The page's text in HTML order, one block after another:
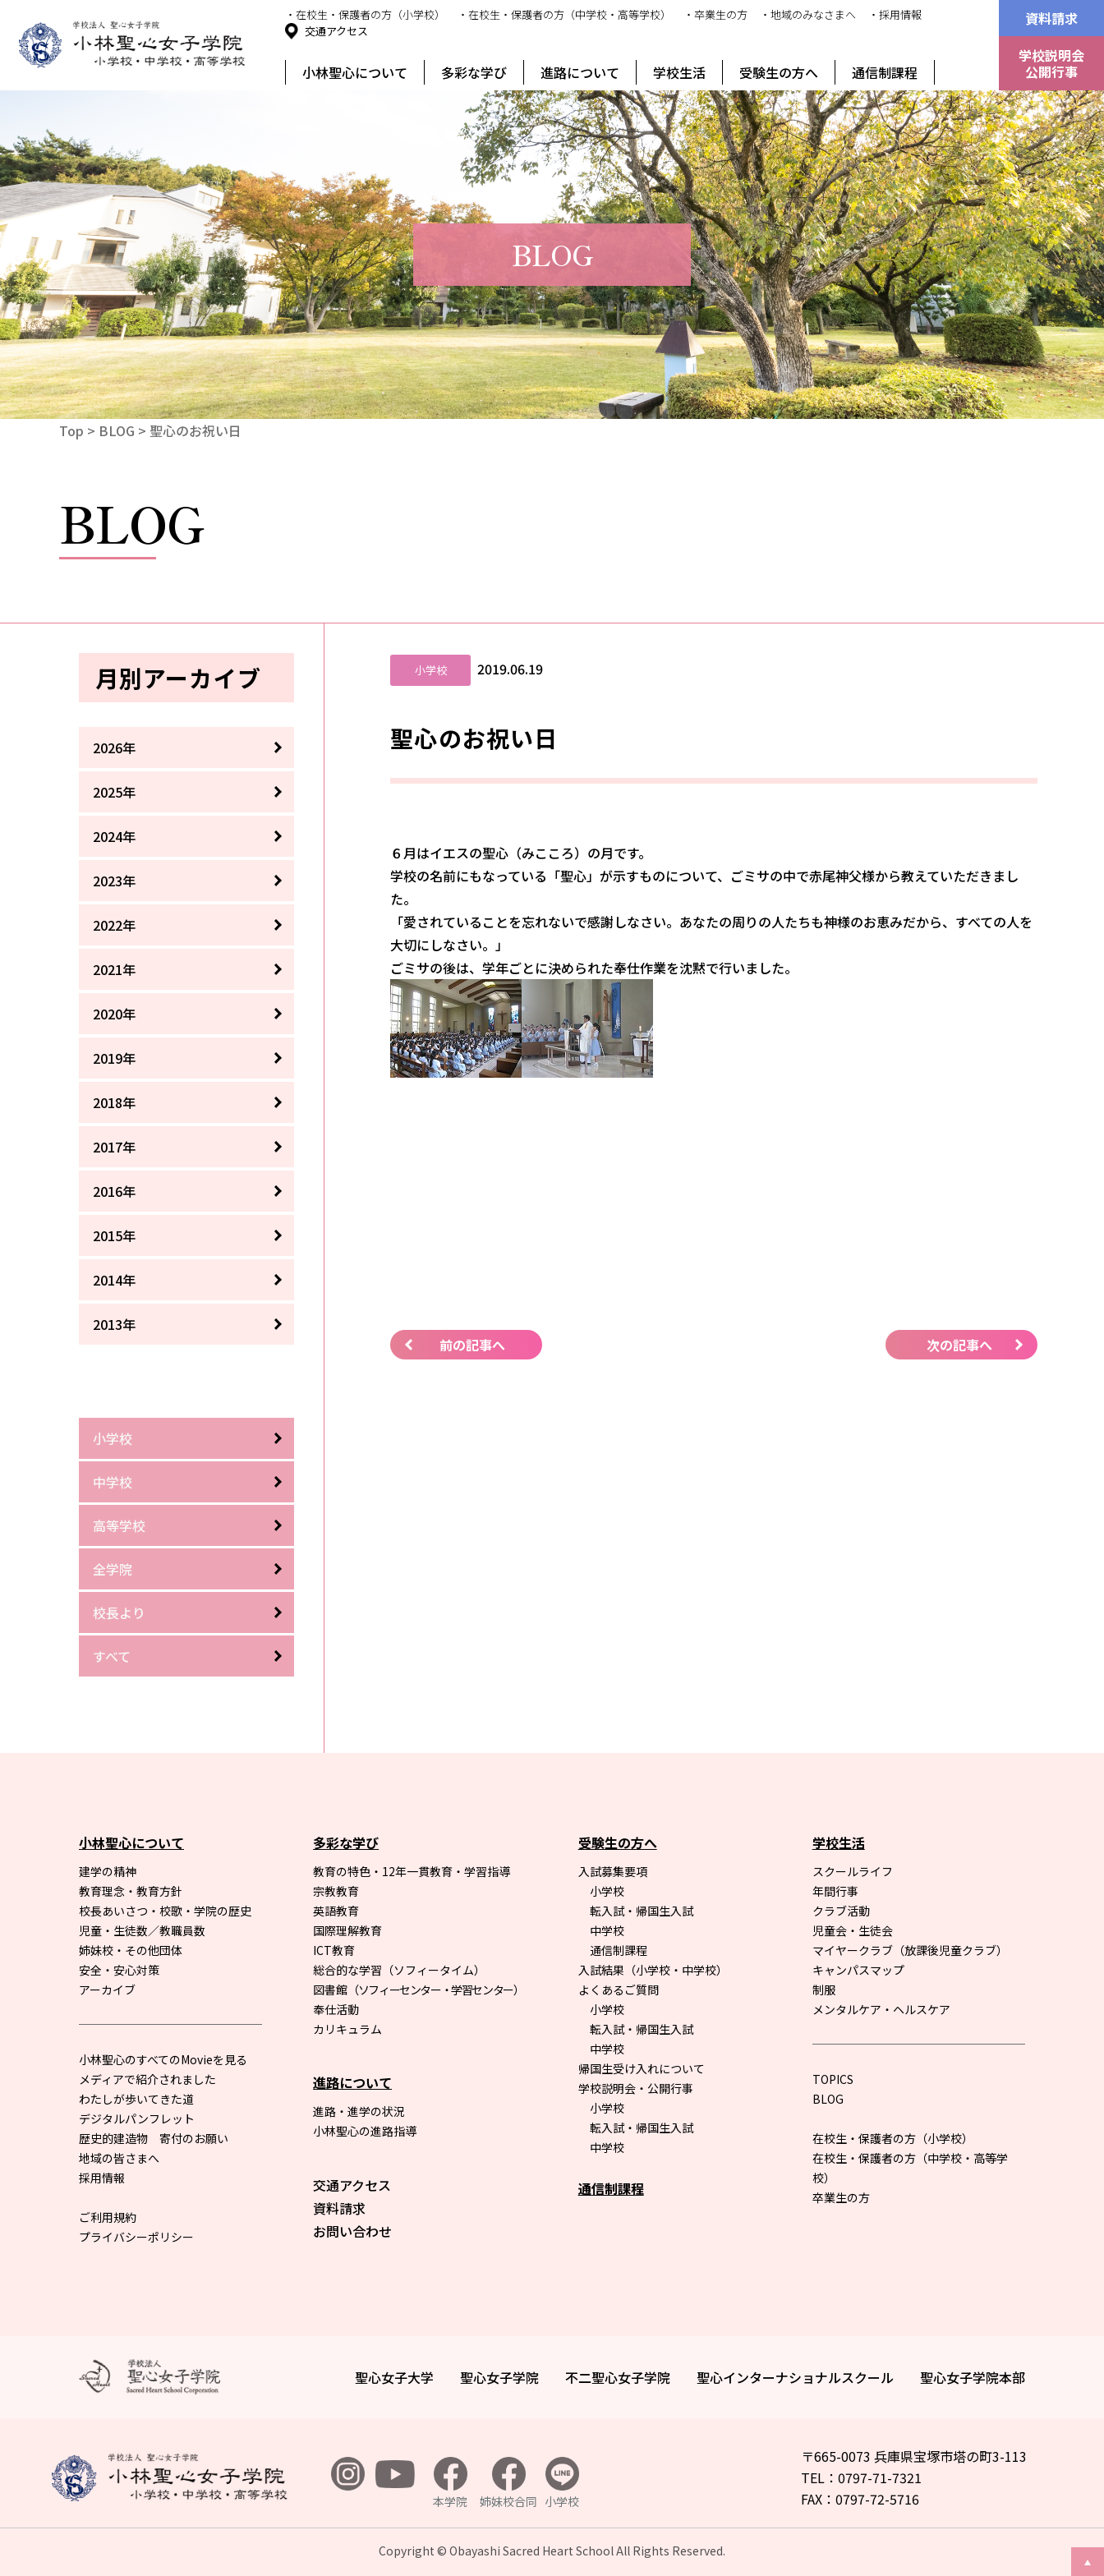
・在校生・保護者の方（小学校） ・在校生・保護者の方（中学校・高等学校） ・卒業生の方 ・地域のみなさまへ
・採用情報
交通アクセス
小林聖心について 多彩な学び 進路について 学校生活 受験生の方へ 通信制課程
資料請求
学校説明会
公開行事
BLOG
Top > BLOG > 聖心のお祝い日
BLOG
小学校 2019.06.19
聖心のお祝い日
６月はイエスの聖心（みこころ）の月です。
学校の名前にもなっている「聖心」が示すものについて、ごミサの中で赤尾神父様から教えていただきまし
た。
「愛されていることを忘れないで感謝しなさい。あなたの周りの人たちも神様のお恵みだから、すべての人を
大切にしなさい。」
ごミサの後は、学年ごとに決められた奉仕作業を沈黙で行いました。
前の記事へ 次の記事へ
月別アーカイブ
2026年
2025年
2024年
2023年
2022年
2021年
2020年
2019年
2018年
2017年
2016年
2015年
2014年
2013年
小学校
中学校
高等学校
全学院
校長より
すべて
小林聖心について
建学の精神
教育理念・教育方針
校長あいさつ・校歌・学院の歴史
児童・生徒数／教職員数
姉妹校・その他団体
安全・安心対策
アーカイブ
小林聖心のすべてのMovieを見る
メディアで紹介されました
わたしが歩いてきた道
デジタルパンフレット
歴史的建造物 寄付のお願い
地域の皆さまへ
採用情報
ご利用規約
プライバシーポリシー
多彩な学び
教育の特色・12年一貫教育・学習指導
宗教教育
英語教育
国際理解教育
ICT教育
総合的な学習（ソフィータイム）
図書館 （ソフィーセンター・学習センター）
奉仕活動
カリキュラム
進路について
進路・進学の状況
小林聖心の進路指導
交通アクセス
資料請求
お問い合わせ
受験生の方へ
入試募集要項
小学校
転入試・帰国生入試
中学校
通信制課程
入試結果（小学校・中学校）
よくあるご質問
小学校
転入試・帰国生入試
中学校
帰国生受け入れについて
学校説明会・公開行事
小学校
転入試・帰国生入試
中学校
通信制課程
学校生活
スクールライフ
年間行事
クラブ活動
児童会・生徒会
マイヤークラブ（放課後児童クラブ）
キャンパスマップ
制服
メンタルケア・ヘルスケア
TOPICS
BLOG
在校生・保護者の方（小学校）
在校生・保護者の方（中学校・高等学
校）
卒業生の方
聖心女子大学 聖心女子学院 不二聖心女子学院 聖心インターナショナルスクール 聖心女子学院本部
本学院 姉妹校合同 小学校
〒665-0073 兵庫県宝塚市塔の町3-113
TEL：0797-71-7321
FAX：0797-72-5716
Copyright © Obayashi Sacred Heart School All Rights Reserved.